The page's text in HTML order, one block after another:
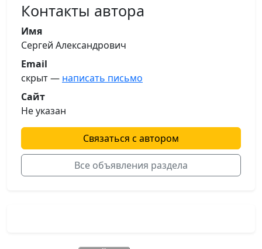
Контакты автора
Имя
Сергей Александрович
Email
скрыт — написать письмо
Сайт
Не указан
Связаться с автором
Все объявления раздела